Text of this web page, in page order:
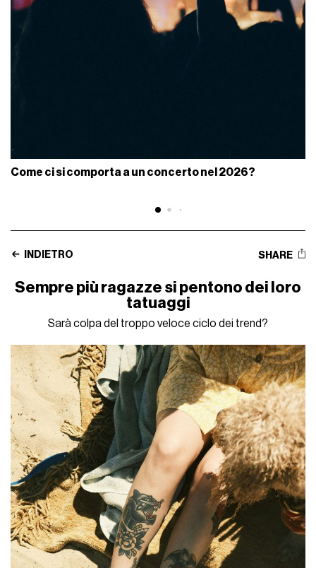
Come ci si comporta a un concerto nel 2026?
INDIETRO SHARE
Sempre più ragazze si pentono dei loro
tatuaggi
Sarà colpa del troppo veloce ciclo dei trend?